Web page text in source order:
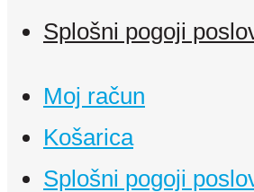
Splošni pogoji
Moj račun
Košarica
Splošni pogoji